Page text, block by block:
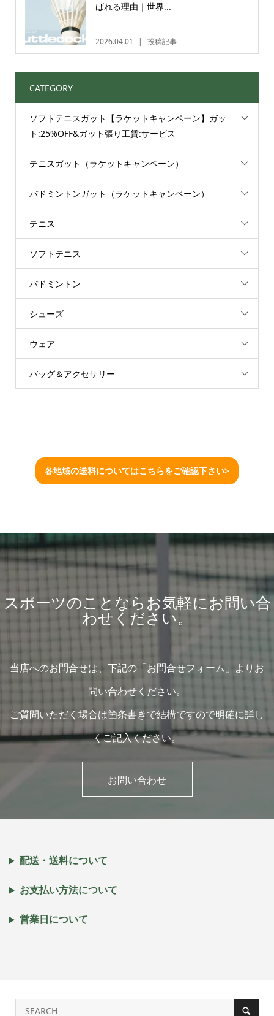
ばれる理由｜世界...
2026.04.01 投稿記事
CATEGORY
ソフトテニスガット【ラケットキャンペーン】ガッ
ト:25%OFF&ガット張り工賃:サービス
テニスガット（ラケットキャンペーン）
バドミントンガット（ラケットキャンペーン）
テニス
ソフトテニス
バドミントン
シューズ
ウェア
バッグ＆アクセサリー
各地域の送料についてはこちらをご確認下さい>
スポーツのことならお気軽にお問い合
わせください。
当店へのお問合せは、下記の「お問合せフォーム」よりお
問い合わせください。
ご質問いただく場合は箇条書きで結構ですので明確に詳し
くご記入ください。
お問い合わせ
配送・送料について
お支払い方法について
営業日について